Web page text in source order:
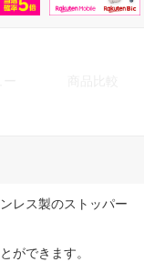
レス製のストッパー
ができます。